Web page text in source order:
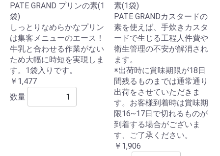
PATE GRAND プリンの素(1
袋)
しっとりなめらかなプリン
は集客メニューのエース！
牛乳と合わせる作業がない
ため大幅に時短を実現しま
す。1袋入りです。
￥1,477
数量
素(1袋)
PATE GRANDカスタードの
素を使えば、手炊きカスタ
ードで生じる工程人件費や
衛生管理の不安が解消され
ます。
※出荷時に賞味期限が18日
間残るものまでは通常通り
出荷をさせていただきま
す。お客様到着時は賞味期
限16~17日で切れるものが
到着する場合がございま
す、ご了承ください。
￥1,906